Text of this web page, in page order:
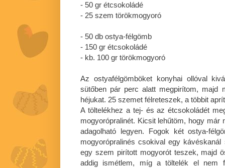
- 50 gr étcsokoládé
- 25 szem törökmogyoró
- 50 db ostya-félgömb
- 150 gr étcsokoládé
- kb. 100 gr törökmogyoró
Az ostyafélgömböket konyhai ollóval
sütőben pár perc alatt megpirítom, majd
héjukat. 25 szemet félreteszek, a többit
A töltelékhez a tej- és az étcsokoládét
mogyorópralinét. Kicsit lehűtöm, hogy már
adagolható legyen. Fogok két ostya-
mogyorópralinés csokival egy
egy szem pirított mogyorót teszek, majd
addig ismétlem, míg a töltelék el nem